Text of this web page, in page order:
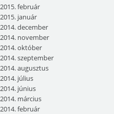
2015. február
2015. január
2014. december
2014. november
2014. október
2014. szeptember
2014. augusztus
2014. július
2014. június
2014. március
2014. február